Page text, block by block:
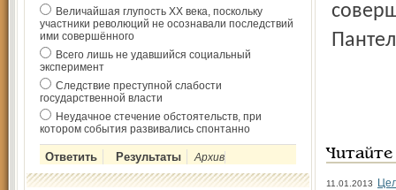
Величайшая глупость ХХ века, поскольку
участники революций не осознавали последствий
ими совершённого
Всего лишь не удавшийся социальный
эксперимент
Следствие преступной слабости
государственной власти
Неудачное стечение обстоятельств, при
котором события развивались спонтанно
Архив
11.01.2013